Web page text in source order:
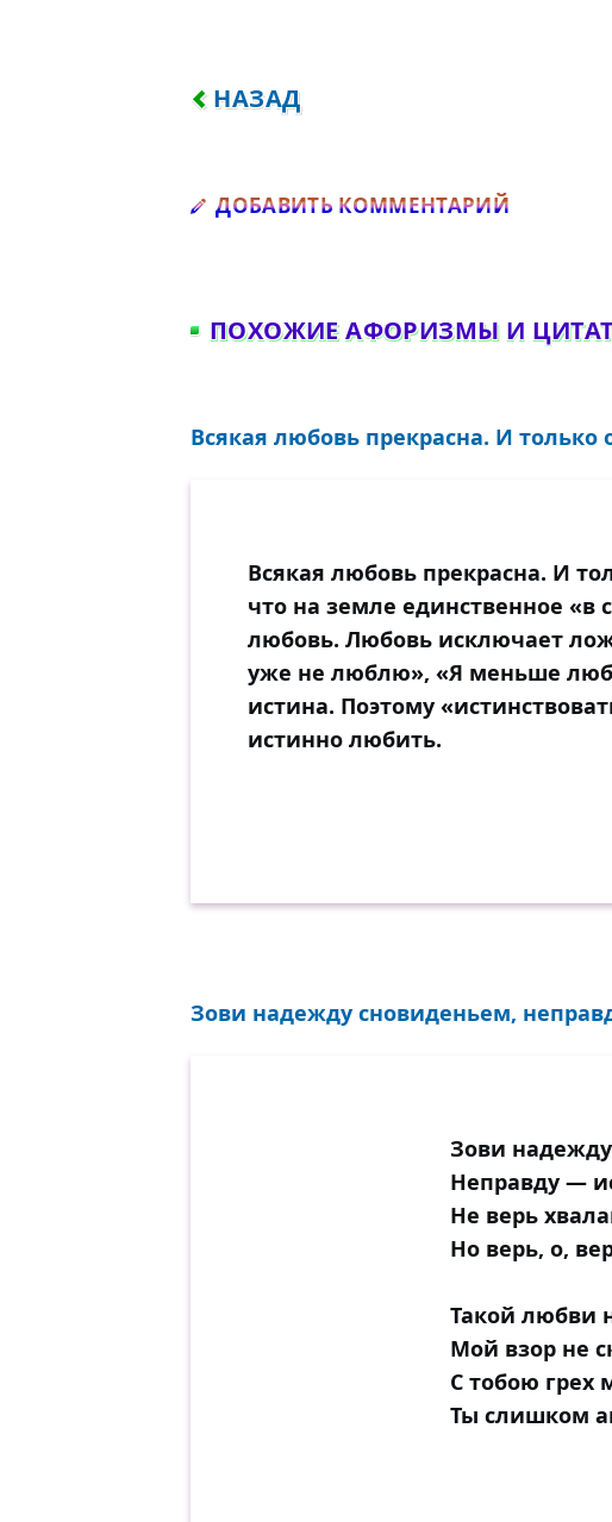
ПРЕДЫДУЩИЙ: КРАСОТА ЕСТЬ
НАЗАД
ДОБАВИТЬ КОММЕНТАРИЙ
ПОХОЖИЕ АФОРИЗМЫ И
Всякая любовь прекрасна. И только
Всякая любовь прекрасна. И
что на земле единственное «в
любовь. Любовь исключает
уже не люблю», «Я меньше
истина. Поэтому
истинно любить.
Зови надежду сновиденьем,
Зови
Неправду —
Не верь
Но верь, о,
Такой любви
Мой взор не
С тобою грех
Ты слишком